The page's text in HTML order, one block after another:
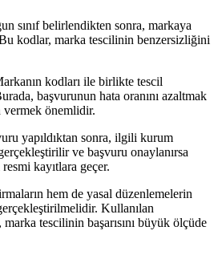
sınıf belirlendikten sonra, markaya
kodlar, marka tescilinin benzersizliğini
kodları ile birlikte tescil
başvurunun hata oranını azaltmak
önemlidir.
yapıldıktan sonra, ilgili kurum
ve başvuru onaylanırsa
kayıtlara geçer.
hem de yasal düzenlemelerin
Kullanılan
tescilinin başarısını büyük ölçüde